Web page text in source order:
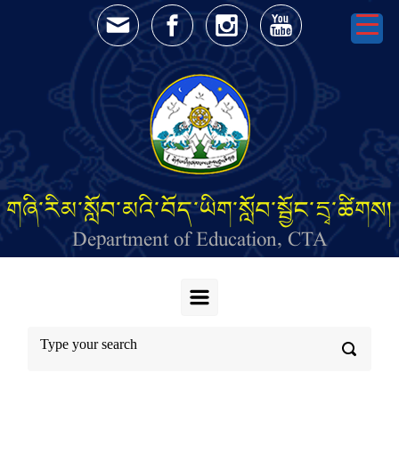
Skip to main content
གཞི་རིམ་སློབ་མའི་བོད་ཡིག་སློབ་སྦྱོང་དྲྭ་ཚིགས།
Department of Education, CTA